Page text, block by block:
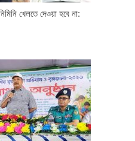
খেলতে দেওয়া হবে না: